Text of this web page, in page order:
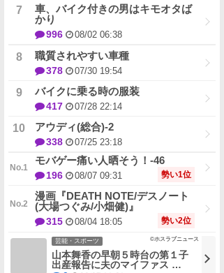
車、バイク付きの男はキモオタば
かり
996 08/02 06:38
職質されやすい車種
378 07/30 19:54
バイクに乗る時の服装
417 07/28 22:14
アウディ(総合)-2
338 07/25 23:18
モバゲー痛い人晒そう！-46
196 08/07 09:31 勢い1位
漫画『DEATH NOTE/デスノート
(大場つぐみ/小畑健)』
315 08/04 18:05 勢い2位
山本舞香の早朝５時台の第１子
出産報告に夫のマイファス …
芸能・スポーツ ©ホスラブニュース